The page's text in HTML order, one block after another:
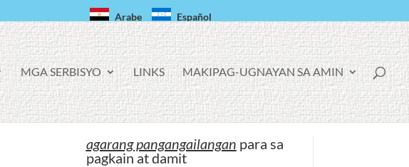
Arabe Español
MGA SERBISYO LINKS MAKIPAG-UGNAYAN SA AMIN
agarang pangangailangan para sa
pagkain at damit